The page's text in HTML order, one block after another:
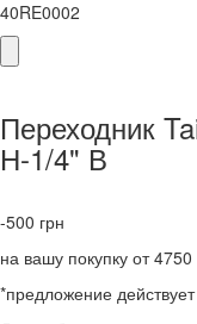
40RE0002
Переходник
Н-1/4" В
-500 грн
на вашу покупку от 4750
*предложение